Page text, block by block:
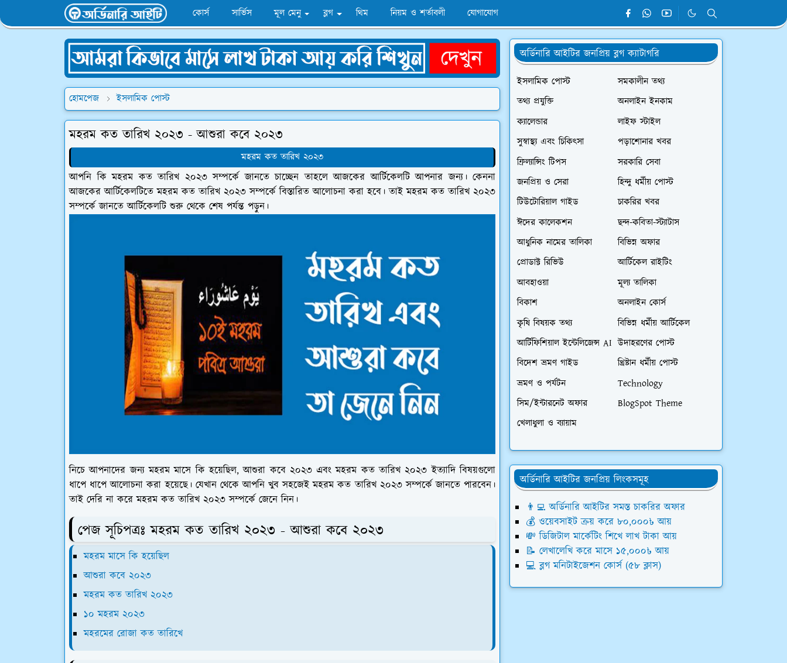
কোর্স সার্ভিস মূল মেনু ব্লগ থিম নিয়ম ও শর্তাবলী যোগাযোগ
হোমপেজ ইসলামিক পোস্ট
মহরম কত তারিখ ২০২৩ - আশুরা কবে ২০২৩
মহরম কত তারিখ ২০২৩
আপনি কি মহরম কত তারিখ ২০২৩ সম্পর্কে জানতে চাচ্ছেন তাহলে আজকের আর্টিকেলটি আপনার জন্য। কেননা
আজকের আর্টিকেলটিতে মহরম কত তারিখ ২০২৩ সম্পর্কে বিস্তারিত আলোচনা করা হবে। তাই মহরম কত তারিখ ২০২৩
সম্পর্কে জানতে আর্টিকেলটি শুরু থেকে শেষ পর্যন্ত পড়ুন।
নিচে আপনাদের জন্য মহরম মাসে কি হয়েছিল, আশুরা কবে ২০২৩ এবং মহরম কত তারিখ ২০২৩ ইত্যাদি বিষয়গুলো
ধাপে ধাপে আলোচনা করা হয়েছে। যেখান থেকে আপনি খুব সহজেই মহরম কত তারিখ ২০২৩ সম্পর্কে জানতে পারবেন।
তাই দেরি না করে মহরম কত তারিখ ২০২৩ সম্পর্কে জেনে নিন।
পেজ সূচিপত্রঃ মহরম কত তারিখ ২০২৩ - আশুরা কবে ২০২৩
মহরম মাসে কি হয়েছিল
আশুরা কবে ২০২৩
মহরম কত তারিখ ২০২৩
১০ মহরম ২০২৩
মহরমের রোজা কত তারিখে
অর্ডিনারি আইটির জনপ্রিয় ব্লগ ক্যাটাগরি
ইসলামিক পোস্ট
সমকালীন তথ্য
তথ্য প্রযুক্তি
অনলাইন ইনকাম
ক্যালেন্ডার
লাইফ স্টাইল
সুস্বাস্থ্য এবং চিকিৎসা
পড়াশোনার খবর
ফ্রিল্যান্সিং টিপস
সরকারি সেবা
জনপ্রিয় ও সেরা
হিন্দু ধর্মীয় পোস্ট
টিউটোরিয়াল গাইড
চাকরির খবর
ঈদের কালেকশন
ছন্দ-কবিতা-স্ট্যাটাস
আধুনিক নামের তালিকা
বিভিন্ন অফার
প্রোডাক্ট রিভিউ
আর্টিকেল রাইটিং
আবহাওয়া
মূল্য তালিকা
বিকাশ
অনলাইন কোর্স
কৃষি বিষয়ক তথ্য
বিভিন্ন ধর্মীয় আর্টিকেল
আর্টিফিশিয়াল ইন্টেলিজেন্স AI উদাহরণের পোস্ট
বিদেশ ভ্রমণ গাইড
খ্রিষ্টান ধর্মীয় পোস্ট
ভ্রমণ ও পর্যটন
Technology
সিম/ইন্টারনেট অফার
BlogSpot Theme
খেলাধুলা ও ব্যায়াম
অর্ডিনারি আইটির জনপ্রিয় লিংকসমূহ
👨‍💻 অর্ডিনারি আইটির সমস্ত চাকরির অফার
💰 ওয়েবসাইট ক্রয় করে ৮০,০০০৳ আয়
💸 ডিজিটাল মার্কেটিং শিখে লাখ টাকা আয়
📝 লেখালেখি করে মাসে ১৫,০০০৳ আয়
💻 ব্লগ মনিটাইজেশন কোর্স (৫৮ ক্লাস)